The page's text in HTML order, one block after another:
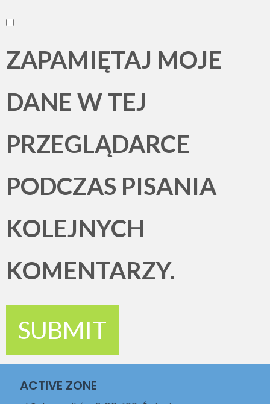
ZAPAMIĘTAJ MOJE
DANE W TEJ
PRZEGLĄDARCE
PODCZAS PISANIA
KOLEJNYCH
KOMENTARZY.
ACTIVE ZONE